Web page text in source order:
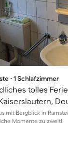
∙ 1 Schlafzimmer
mit Bergblick in
Momente zu zweit!